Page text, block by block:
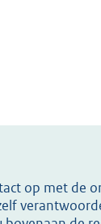
op met de